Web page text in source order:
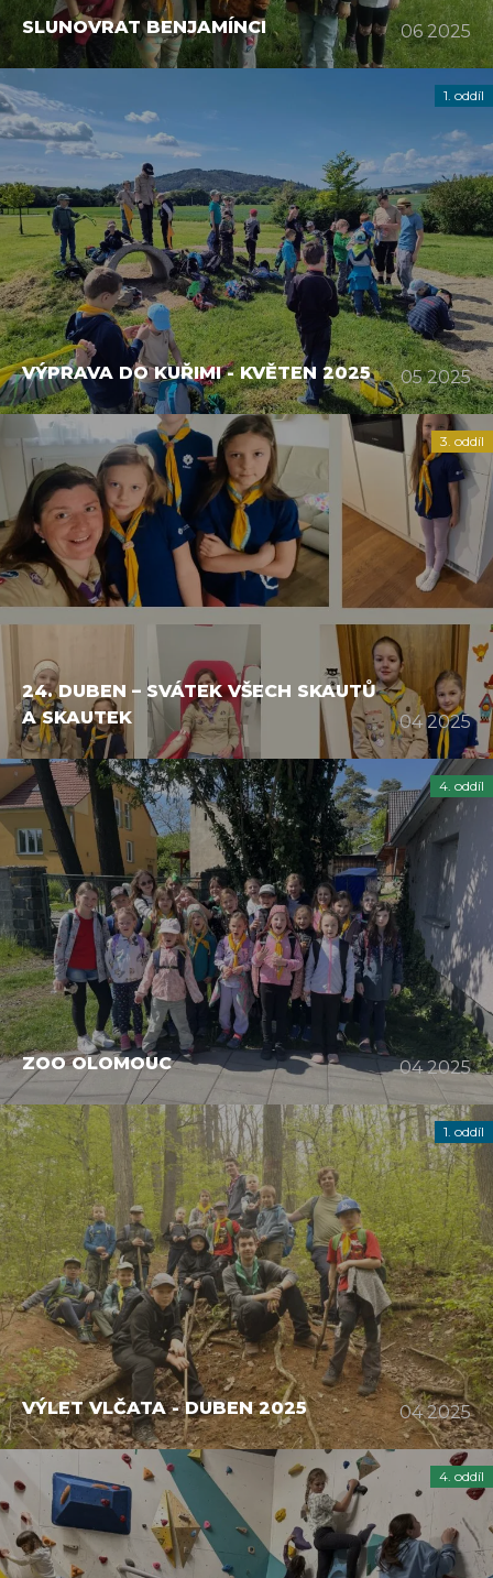
SLUNOVRAT BENJAMÍNCI 06 2025
1. oddíl
VÝPRAVA DO KUŘIMI - KVĚTEN 2025 05 2025
3. oddíl
24. DUBEN – SVÁTEK VŠECH SKAUTŮ
A SKAUTEK
04 2025
4. oddíl
ZOO OLOMOUC 04 2025
1. oddíl
VÝLET VLČATA - DUBEN 2025 04 2025
4. oddíl